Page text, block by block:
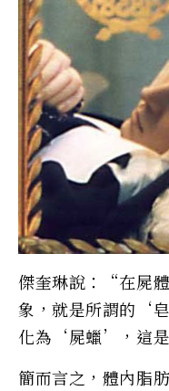
傑奎琳說：“在屍
象，就是所謂的‘
化為‘屍蠟’，這是
簡而言之，體內脂